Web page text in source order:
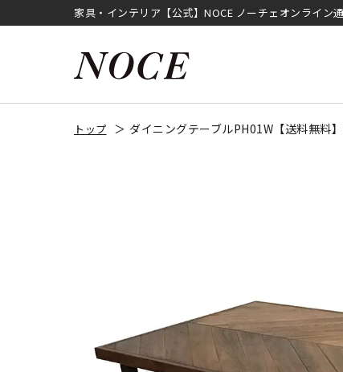
家具・インテリア【公式】NOCE ノーチェオンライン
トップ ダイニングテーブルPH01W【送料無料